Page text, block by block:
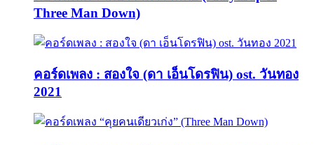
Three Man Down)
คอร์ดเพลง : สองใจ (ดา เอ็นโดรฟิน) ost. วันทอง
2021